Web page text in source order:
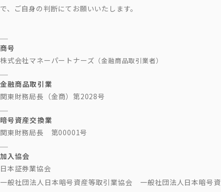
で、ご自身の判断にてお願いいたします。
商号
株式会社マネーパートナーズ （金融商品取引業者）
金融商品取引業
関東財務局長（金商）第2028号
暗号資産交換業
関東財務局長 第00001号
加入協会
日本証券業協会
一般社団法人日本暗号資産等取引業協会 一般社団法人日本暗号資